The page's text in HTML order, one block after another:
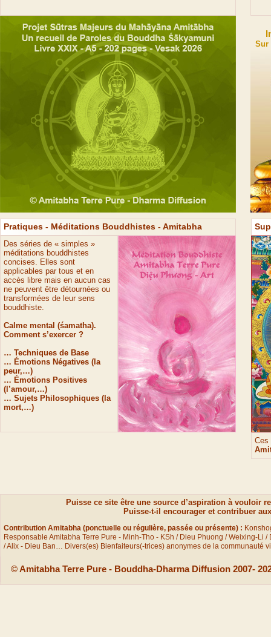
Puisse ce site être une source d’aspiration à vouloir
Puisse-t-il encourager et contribuer
Contribution Amitabha (ponctuelle ou régulière, passée ou présente) :
Responsable Amitabha Terre Pure - Minh-Tho - KSh / Dieu Phuong / Weixing-Li /
/ Alix - Dieu Ban… Divers(es) Bienfaiteurs(-trices) anonymes de la communauté
©Amitabha Terre Pure - Bouddha-Dharma Diffusion 2007-
Sur
Pratiques - Méditations Bouddhistes -Amitabha
Des séries de « simples »
méditations bouddhistes
concises. Elles sont
applicables par tous et en
accès libre mais en aucun cas
ne peuvent être détournées ou
transformées de leur sens
bouddhiste.
Calme mental (śamatha).
Comment s’exercer ?
… Techniques de Base
… Émotions Négatives (la
peur,…)
… Émotions Positives
(l’amour,…)
… Sujets Philosophiques (la
mort,…)
Ces